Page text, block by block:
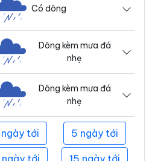
Có dông
Dông kèm mưa đá
nhẹ
Dông kèm mưa đá
nhẹ
tới 5 ngày tới
ngày tới 15 ngày tới